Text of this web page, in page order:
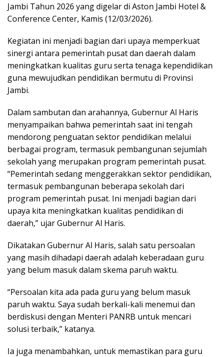
Jambi Tahun 2026 yang digelar di Aston Jambi Hotel &
Conference Center, Kamis (12/03/2026).
Kegiatan ini menjadi bagian dari upaya memperkuat
sinergi antara pemerintah pusat dan daerah dalam
meningkatkan kualitas guru serta tenaga kependidikan
guna mewujudkan pendidikan bermutu di Provinsi
Jambi.
Dalam sambutan dan arahannya, Gubernur Al Haris
menyampaikan bahwa pemerintah saat ini tengah
mendorong penguatan sektor pendidikan melalui
berbagai program, termasuk pembangunan sejumlah
sekolah yang merupakan program pemerintah pusat.
“Pemerintah sedang menggerakkan sektor pendidikan,
termasuk pembangunan beberapa sekolah dari
program pemerintah pusat. Ini menjadi bagian dari
upaya kita meningkatkan kualitas pendidikan di
daerah,” ujar Gubernur Al Haris.
Dikatakan Gubernur Al Haris, salah satu persoalan
yang masih dihadapi daerah adalah keberadaan guru
yang belum masuk dalam skema paruh waktu.
“Persoalan kita ada pada guru yang belum masuk
paruh waktu. Saya sudah berkali-kali menemui dan
berdiskusi dengan Menteri PANRB untuk mencari
solusi terbaik,” katanya.
Ia juga menambahkan, untuk memastikan para guru